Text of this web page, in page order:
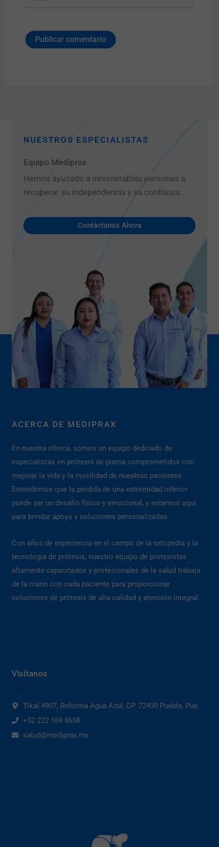
NUESTROS ESPECIALISTAS
Equipo Mediprax
Hemos ayudado a innumerables personas a
recuperar su independencia y su confianza.
Contáctanos Ahora
ACERCA DE MEDIPRAX
En nuestra clínica, somos un equipo dedicado de
especialistas en prótesis de pierna comprometidos con
mejorar la vida y la movilidad de nuestros pacientes.
Entendemos que la pérdida de una extremidad inferior
puede ser un desafío físico y emocional, y estamos aquí
para brindar apoyo y soluciones personalizadas.
Con años de experiencia en el campo de la ortopedia y la
tecnología de prótesis, nuestro equipo de protesistas
altamente capacitados y profesionales de la salud trabaja
de la mano con cada paciente para proporcionar
soluciones de prótesis de alta calidad y atención integral.
Visítanos
Tikal 4907, Reforma Agua Azul, CP. 72430 Puebla, Pue.
+52 222 169 8658
salud@mediprax.mx